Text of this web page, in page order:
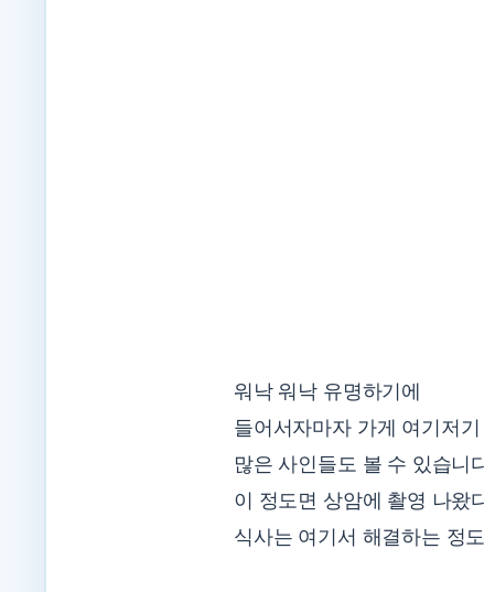
워낙 워낙 유명하기에
들어서자마자 가게 여기저기
많은 사인들도 볼 수 있습니
이 정도면 상암에 촬영 나왔
식사는 여기서 해결하는 정